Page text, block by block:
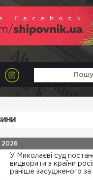
2026
У Миколаєві суд
видворити з країни
раніше засудженого за